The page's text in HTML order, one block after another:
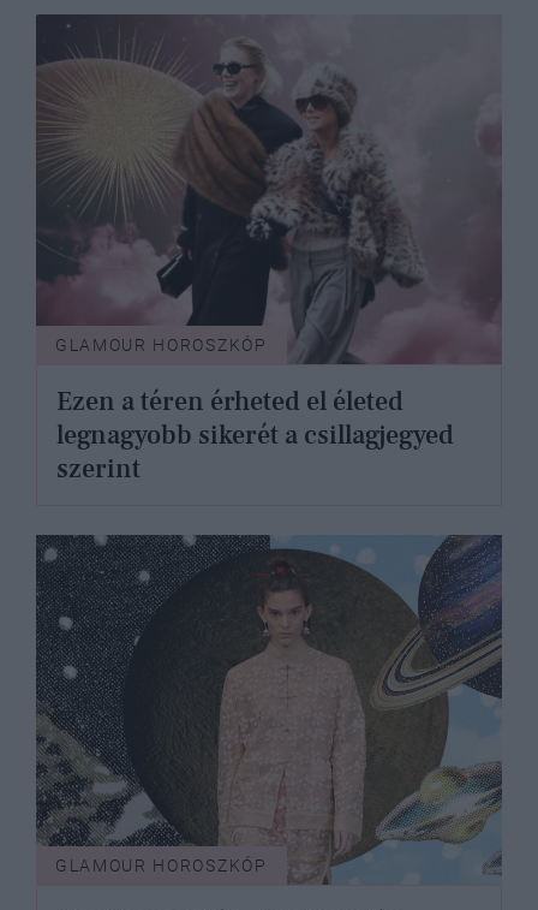
GLAMOUR HOROSZKÓP
Ezen a téren érheted el életed
legnagyobb sikerét a csillagjegyed
szerint
GLAMOUR HOROSZKÓP